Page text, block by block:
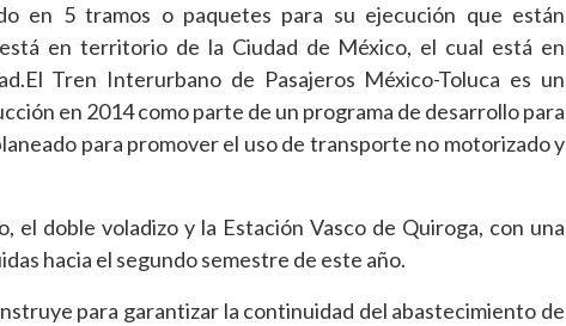
en 5 tramos o paquetes para su ejecución que están
en territorio de la Ciudad de México, el cual está en
Tren Interurbano de Pasajeros México-Toluca es un
en 2014 como parte de un programa de desarrollo para
para promover el uso de transporte no motorizado y
doble voladizo y la Estación Vasco de Quiroga, con una
hacia el segundo semestre de este año.
para garantizar la continuidad del abastecimiento de